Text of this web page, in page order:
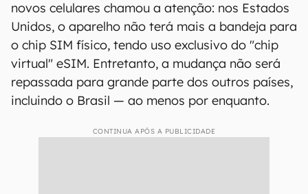
novos celulares chamou a atenção: nos Estados
Unidos, o aparelho não terá mais a bandeja para
o chip SIM físico, tendo uso exclusivo do "chip
virtual" eSIM. Entretanto, a mudança não será
repassada para grande parte dos outros países,
incluindo o Brasil — ao menos por enquanto.
CONTINUA APÓS A PUBLICIDADE